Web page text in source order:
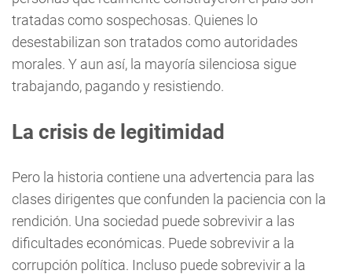
tratadas como sospechosas. Quienes lo
desestabilizan son tratados como autoridades
morales. Y aun así, la mayoría silenciosa sigue
trabajando, pagando y resistiendo.
La crisis de legitimidad
Pero la historia contiene una advertencia para las
clases dirigentes que confunden la paciencia con la
rendición. Una sociedad puede sobrevivir a las
dificultades económicas. Puede sobrevivir a la
corrupción política. Incluso puede sobrevivir a la